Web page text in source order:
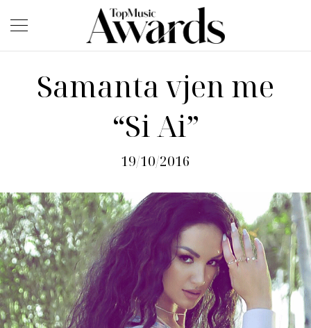
Samanta vjen me
“Si Ai”
19/10/2016